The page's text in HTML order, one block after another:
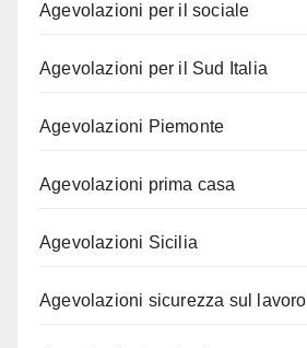
Agevolazioni per il sociale
Agevolazioni per il Sud Italia
Agevolazioni Piemonte
Agevolazioni prima casa
Agevolazioni Sicilia
Agevolazioni sicurezza sul lavoro